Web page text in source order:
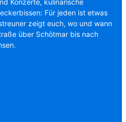
Konzerte, kulinarische
Für jeden ist etwas
zeigt euch, wo und wann
über Schötmar bis nach